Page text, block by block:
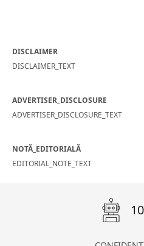
DISCLAIMER
DISCLAIMER_TEXT
ADVERTISER_DISCLOSURE
ADVERTISER_DISCLOSURE_TEXT
NOTĂ_EDITORIALĂ
EDITORIAL_NOTE_TEXT